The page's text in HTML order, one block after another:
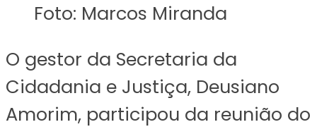
Foto: Marcos Miranda
O gestor da Secretaria da
Cidadania e Justiça, Deusiano
Amorim, participou da reunião do